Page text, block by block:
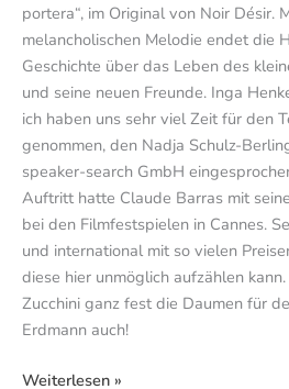
portera“, im Original von Noir Désir.
melancholischen Melodie endet die
Geschichte über das Leben des
und seine neuen Freunde. Inga
ich haben uns sehr viel Zeit für den
genommen, den Nadja Schulz-
speaker-search GmbH
Auftritt hatte Claude Barras mit
bei den Filmfestspielen in Cannes.
und international mit so vielen
diese hier unmöglich aufzählen
Zucchini ganz fest die Daumen für
Erdmann auch!
Weiterlesen »